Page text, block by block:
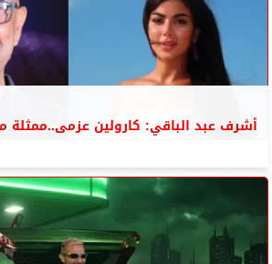
أشرف عبد الباقي: كارولين